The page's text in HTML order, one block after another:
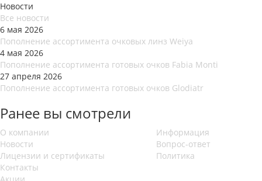
Новости
Все новости
6 мая 2026
Пополнение ассортимента очковых линз Weiya
4 мая 2026
Пополнение ассортимента готовых очков Fabia Monti
27 апреля 2026
Пополнение ассортимента готовых очков Glodiatr
Ранее вы смотрели
О компании
Новости
Лицензии и сертификаты
Контакты
Информация
Вопрос-ответ
Политика